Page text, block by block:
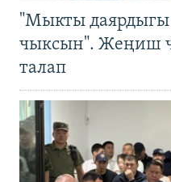
"Мыкты даярдыгы
чыксын". Жеңиш
талап